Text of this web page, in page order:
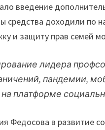
введение
средства доходили по
и защиту прав семей
лидера
пандемии,
платформе
Федосова в развитие